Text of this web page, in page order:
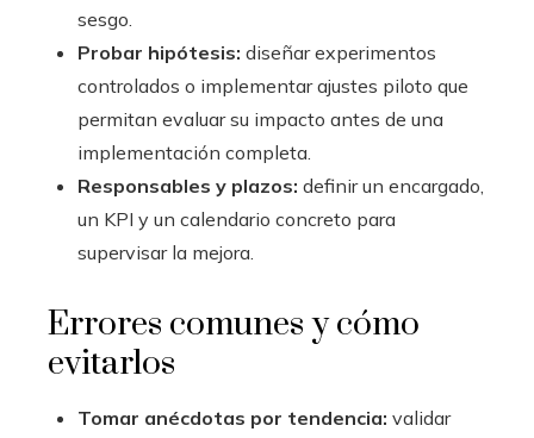
sesgo.
Probar hipótesis: diseñar experimentos
controlados o implementar ajustes piloto que
permitan evaluar su impacto antes de una
implementación completa.
Responsables y plazos: definir un encargado,
un KPI y un calendario concreto para
supervisar la mejora.
Errores comunes y cómo
evitarlos
Tomar anécdotas por tendencia: validar